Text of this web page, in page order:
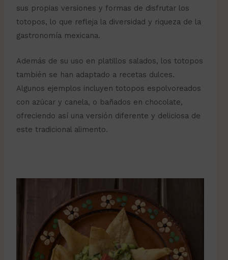
sus propias versiones y formas de disfrutar los
totopos, lo que refleja la diversidad y riqueza de la
gastronomía mexicana.
Además de su uso en platillos salados, los totopos
también se han adaptado a recetas dulces.
Algunos ejemplos incluyen totopos espolvoreados
con azúcar y canela, o bañados en chocolate,
ofreciendo así una versión diferente y deliciosa de
este tradicional alimento.